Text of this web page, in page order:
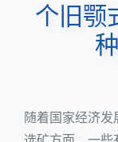
个旧颚
随着国家经济